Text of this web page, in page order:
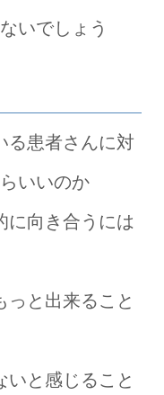
いでしょう
る患者さんに対
いいのか
に向き合うには
っと出来ること
いと感じること